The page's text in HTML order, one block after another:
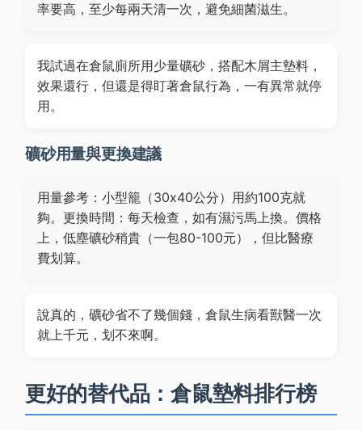
率要高，至少每兩天清一次，避免細菌滋生。
我試過在倉鼠廁所用少量礦砂，搭配木屑主墊料，
效果還行，但還是得盯著倉鼠行為，一有異常就停
用。
礦砂用量與更換建議
用量參考：小型籠（30x40公分）用約100克就
夠。更換時間：每天檢查，如有濕污馬上換。價格
上，低塵礦砂稍貴（一包80-100元），但比醫療
費划算。
說真的，礦砂省不了幾個錢，倉鼠生病看獸醫一次
就上千元，划不來啊。
更好的替代品：倉鼠墊料排行榜